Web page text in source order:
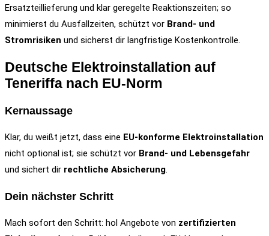
Ersatzteillieferung und klar geregelte Reaktionszeiten; so
minimierst du Ausfallzeiten, schützt vor Brand- und
Stromrisiken und sicherst dir langfristige Kostenkontrolle.
Deutsche Elektroinstallation auf
Teneriffa nach EU-Norm
Kernaussage
Klar, du weißt jetzt, dass eine EU-konforme Elektroinstallation
nicht optional ist; sie schützt vor Brand- und Lebensgefahr
und sichert dir rechtliche Absicherung.
Dein nächster Schritt
Mach sofort den Schritt: hol Angebote von zertifizierten